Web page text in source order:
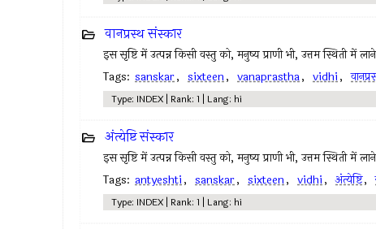
वानप्रस्थ संस्कार
इस सृष्टि में उत्पन्न किसी वस्तु को, मनुष्य प्राणी भी, उत्तम स्थिती में
Tags: sanskar, sixteen, vanaprastha, vidhi,
Type: INDEX | Rank: 1 | Lang: hi
अंत्येष्टि संस्कार
इस सृष्टि में उत्पन्न किसी वस्तु को, मनुष्य प्राणी भी, उत्तम स्थिती में
Tags: antyeshti, sanskar, sixteen, vidhi, अंत्येष्टि,
Type: INDEX | Rank: 1 | Lang: hi